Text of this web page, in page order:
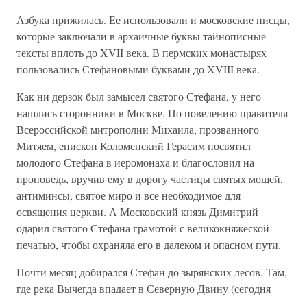
Азбука прижилась. Ее использовали и московские писцы,
которые заключали в архаичные буквы тайнописные
тексты вплоть до XVII века. В пермских монастырях
пользовались Стефановыми буквами до XVIII века.
Как ни дерзок был замысел святого Стефана, у него
нашлись сторонники в Москве. По повелению правителя
Всероссийской митрополии Михаила, прозванного
Митяем, епископ Коломенский Герасим посвятил
молодого Стефана в иеромонаха и благословил на
проповедь, вручив ему в дорогу частицы святых мощей,
антиминсы, святое миро и все необходимое для
освящения церкви. А Московский князь Димитрий
одарил святого Стефана грамотой с великокняжеской
печатью, чтобы охраняла его в далеком и опасном пути.
Почти месяц добирался Стефан до зырянских лесов. Там,
где река Вычегда впадает в Северную Двину (сегодня